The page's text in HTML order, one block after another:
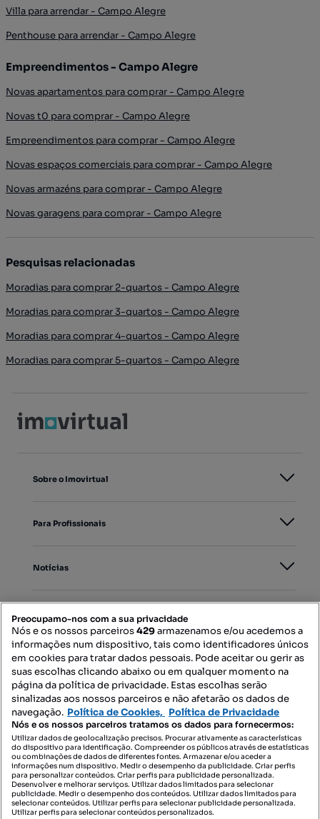
Villa para arrendar - Campo Alegre
Penthouse para arrendar - Campo Alegre
Empreendimentos - Campo Alegre
Novas apartamentos para comprar - Campo Alegre
Novas t0 para comprar - Campo Alegre
Empreendimentos para comprar - Campo Alegre
Novas espaços comerciais para comprar - Campo Alegre
Novas armazéns para comprar - Campo Alegre
Novas garagens para comprar - Campo Alegre
Pesquisas relacionadas
Moradias para comprar 2-quartos - Campo Alegre
Moradias para comprar 3-quartos - Campo Alegre
Moradias para comprar 4-quartos - Campo Alegre
Moradias para comprar 5-quartos - Campo Alegre
Sobre o Imovirtual
Para Profissionais
Notícias
Mapa do Site
Contacte-nos
SIGA-NOS:
DESCARREGAR NA:
Preocupamo-nos com a sua privacidade
Nós e os nossos parceiros429armazenamos e/ou acedemos a
informações num dispositivo, tais como identificadores únicos
em cookies para tratar dados pessoais. Pode aceitar ou gerir as
suas escolhas clicando abaixo ou em qualquer momento na
página da política de privacidade. Estas escolhas serão
sinalizadas aos nossos parceiros e não afetarão os dados de
navegação. Política de Cookies, Política de Privacidade
Nós e os nossos parceiros tratamos os dados para fornecermos:
Utilizar dados de geolocalização precisos. Procurar ativamente as características
do dispositivo para identificação. Compreender os públicos através de estatísticas
ou combinações de dados de diferentes fontes. Armazenar e/ou aceder a
informações num dispositivo. Medir o desempenho da publicidade. Criar perfis
para personalizar conteúdos. Criar perfis para publicidade personalizada.
Desenvolver e melhorar serviços. Utilizar dados limitados para selecionar
publicidade. Medir o desempenho dos conteúdos. Utilizar dados limitados para
selecionar conteúdos. Utilizar perfis para selecionar publicidade personalizada.
Utilizar perfis para selecionar conteúdos personalizados.